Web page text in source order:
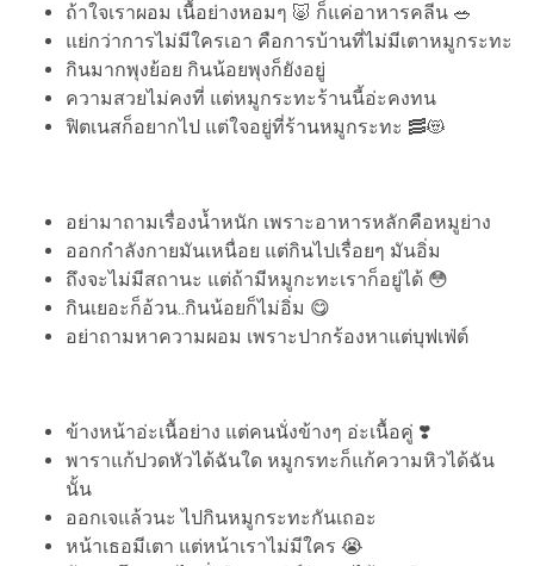
ถ้าใจเราผอม​ เนื้อย่างหอมๆ 🐷 ก็แค่อาหารคลีน 🥗
แย่กว่าการไม่มีใครเอา คือการบ้านที่ไม่มีเตาหมูกระทะ
กินมากพุงย้อย กินน้อยพุงก็ยังอยู่
ความสวยไม่คงที่ แต่หมูกระทะร้านนี้อ่ะคงทน
ฟิตเนสก็อยากไป แต่ใจอยู่ที่ร้านหมูกระทะ 🥓😻
อย่ามาถามเรื่องน้ำหนัก เพราะอาหารหลักคือหมูย่าง
ออกกำลังกายมันเหนื่อย แต่กินไปเรื่อยๆ มันอิ่ม
ถึงจะไม่มีสถานะ แต่ถ้ามีหมูกะทะเราก็อยู่ได้ 😳
กินเยอะก็อ้วน..กินน้อยก็ไม่อิ่ม 😋
อย่าถามหาความผอม เพราะปากร้องหาแต่บุฟเฟ่ต์
ข้างหน้าอ่ะเนื้อย่าง แต่คนนั่งข้างๆ อ่ะเนื้อคู่ ❣️
พาราแก้ปวดหัวได้ฉันใด หมูกรทะก็แก้ความหิวได้ฉัน
นั้น
ออกเจแล้วนะ ไปกินหมูกระทะกันเถอะ
หน้าเธอมีเตา แต่หน้าเราไม่มีใคร 😭